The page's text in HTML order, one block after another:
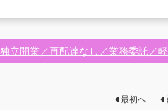
立開業／再配達なし／業務委託／
最初へ